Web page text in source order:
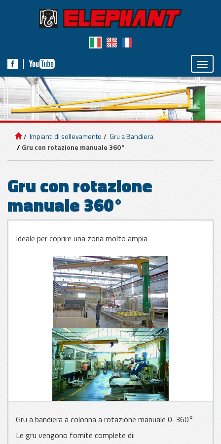
Toggle
IMPIANTI DI
SOLLEVAMENTO
PER PANNELLI
APPLICAZIONI
PER VETRO
APPLICAZIONI
PER LAMIERA
APPLICAZIONI
PER LEGNO
Impianti di sollevamento
Gru a Bandiera
Gru con rotazione manuale 360°
Gru con rotazione
manuale 360°
Ideale per coprire una zona molto ampia
Gru a bandiera a colonna a rotazione manuale 0-360°
Le gru vengono fornite complete di: